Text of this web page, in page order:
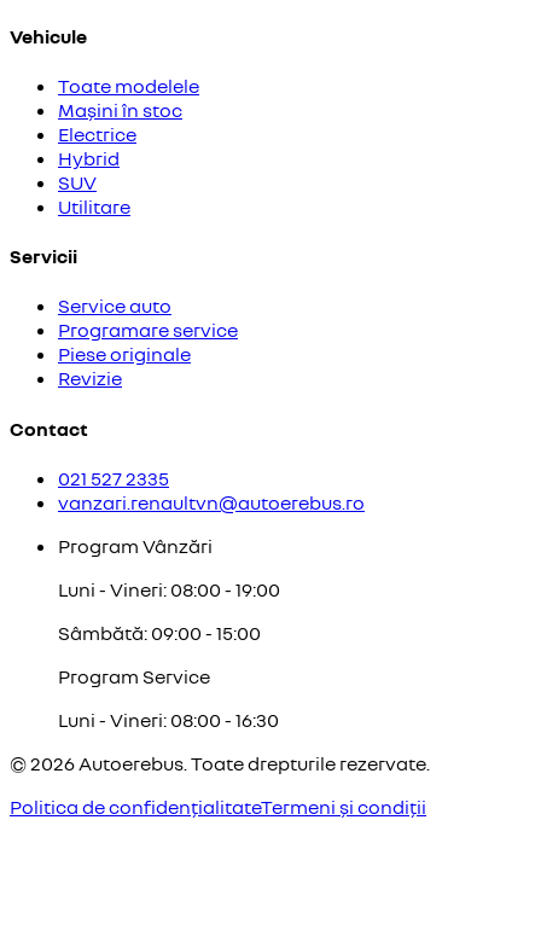
Vehicule
Toate modelele
Mașini în stoc
Electrice
Hybrid
SUV
Utilitare
Servicii
Service auto
Programare service
Piese originale
Revizie
Contact
021 527 2335
vanzari.renaultvn@autoerebus.ro
Program Vânzări
Luni - Vineri: 08:00 - 19:00
Sâmbătă: 09:00 - 15:00
Program Service
Luni - Vineri: 08:00 - 16:30
©2026 Autoerebus. Toate drepturile rezervate.
Politica de confidențialitateTermeni și condiții